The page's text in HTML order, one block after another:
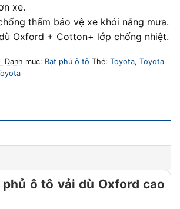
xe.
thấm bảo vệ xe khỏi nắng mưa.
Oxford + Cotton+ lớp chống nhiệt.
Danh mục: Bạt phủ ô tô Thẻ: Toyota, Toyota
ô tô vải dù Oxford cao